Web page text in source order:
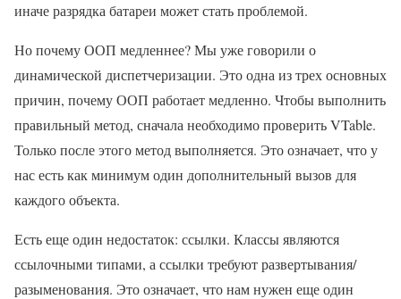
иначе разрядка батареи может стать проблемой.
Но почему ООП медленнее? Мы уже говорили о
динамической диспетчеризации. Это одна из трех основных
причин, почему ООП работает медленно. Чтобы выполнить
правильный метод, сначала необходимо проверить VTable.
Только после этого метод выполняется. Это означает, что у
нас есть как минимум один дополнительный вызов для
каждого объекта.
Есть еще один недостаток: ссылки. Классы являются
ссылочными типами, а ссылки требуют развертывания/
разыменования. Это означает, что нам нужен еще один